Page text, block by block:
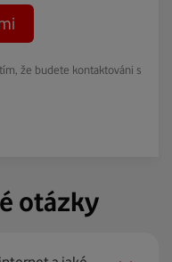
že budete kontaktováni s
otázky